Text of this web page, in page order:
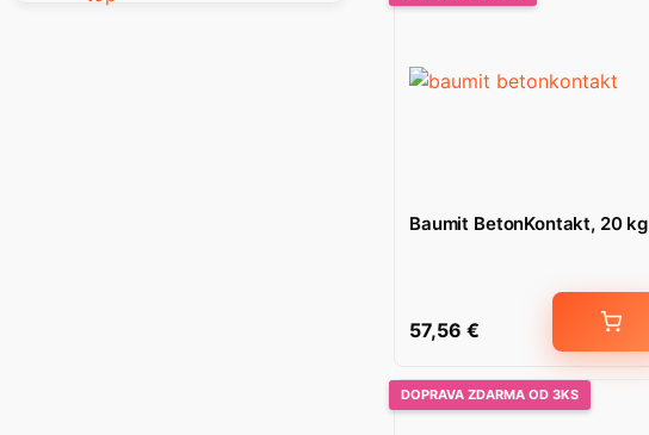
Baumit BetonKontakt, 20 kg
57,56 €
DOPRAVA ZDARMA OD 3KS